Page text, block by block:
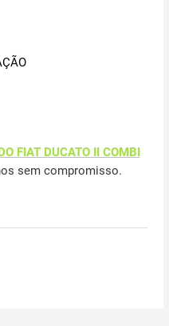
FIAT DUCATO II COMBI
sem compromisso.